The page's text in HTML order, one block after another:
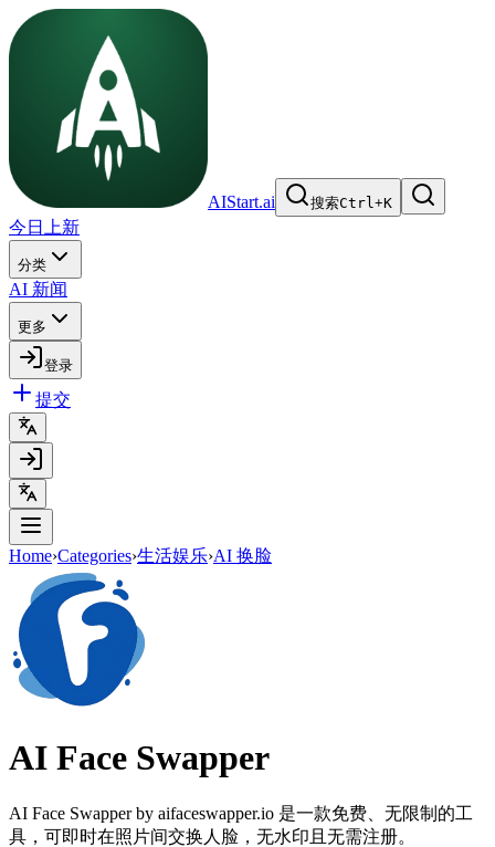
AIStart.ai 搜索Ctrl+K
今日上新
分类
AI 新闻
更多
登录
提交
Home›Categories›生活娱乐›AI 换脸
AI Face Swapper
AI Face Swapper by aifaceswapper.io 是一款免费、无限制的工
具，可即时在照片间交换人脸，无水印且无需注册。